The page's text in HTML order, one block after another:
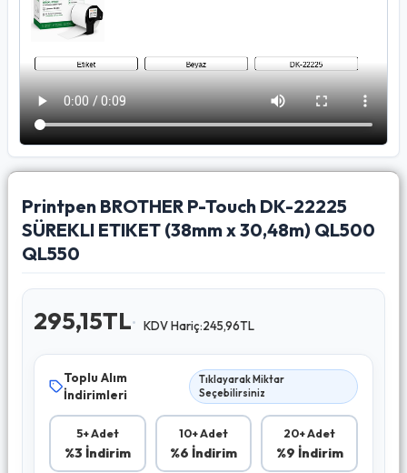
Printpen BROTHER P-Touch DK-22225
SÜREKLI ETIKET (38mm x 30,48m) QL500
QL550
295,15TL KDV Hariç:245,96TL
Toplu Alım
İndirimleri
Tıklayarak Miktar
Seçebilirsiniz
5+ Adet
%3 İndirim
10+ Adet
%6 İndirim
20+ Adet
%9 İndirim